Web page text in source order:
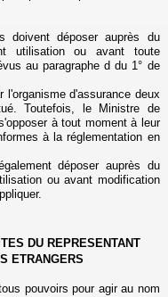
doivent déposer auprès du
utilisation ou avant toute
au paragraphe d du 1° de
d'assurance deux
Toutefois, le Ministre de
à tout moment à leur
à la réglementation en
déposer auprès du
ou avant modification
DU REPRESENTANT
ETRANGERS
pouvoirs pour agir au nom